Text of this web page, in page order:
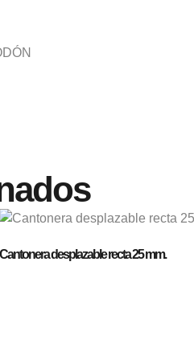
Cantonera desplazable recta 25 mm.